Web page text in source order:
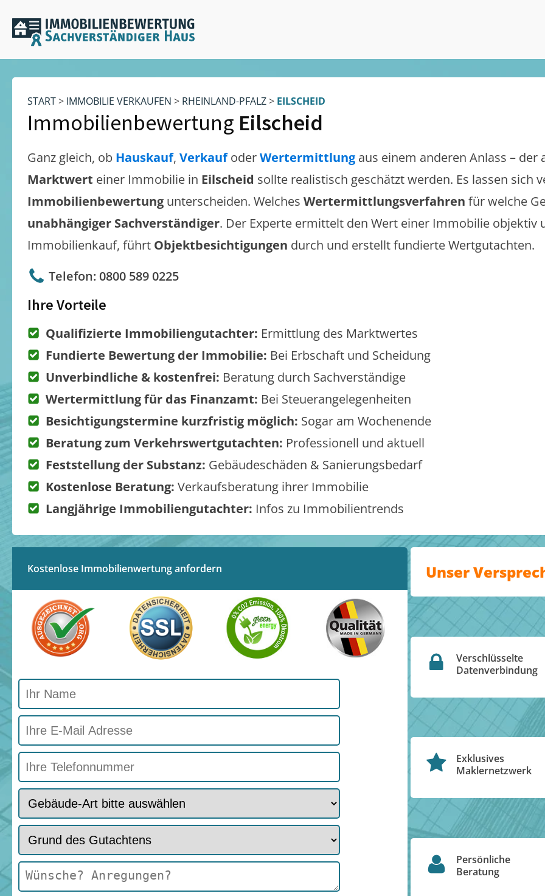
START> IMMOBILIE VERKAUFEN > RHEINLAND-PFALZ> EILSCHEID
Immobilienbewertung Eilscheid
Ganz gleich, ob Hauskauf, VerkaufoderWertermittlung aus einem anderen Anlass – der
Marktwert einer Immobilie in Eilscheid sollte realistisch geschätzt werden. Es lassen sich
Immobilienbewertung unterscheiden. Welches Wertermittlungsverfahren für welche
unabhängiger Sachverständiger. Der Experte ermittelt den Wert einer Immobilie objektiv
Immobilienkauf, führt Objektbesichtigungen durch und erstellt fundierte Wertgutachten.
Telefon: 0800 589 0225
Ihre Vorteile
Qualifizierte Immobiliengutachter: Ermittlung des Marktwertes
Fundierte Bewertung der Immobilie: Bei Erbschaft und Scheidung
Unverbindliche & kostenfrei: Beratung durch Sachverständige
Wertermittlung für das Finanzamt: Bei Steuerangelegenheiten
Besichtigungstermine kurzfristig möglich: Sogar am Wochenende
Beratung zum Verkehrswertgutachten: Professionell und aktuell
Feststellung der Substanz: Gebäudeschäden & Sanierungsbedarf
Kostenlose Beratung: Verkaufsberatung ihrer Immobilie
Langjährige Immobiliengutachter: Infos zu Immobilientrends
Kostenlose Immobilienwertung anfordern Unser
Verschlüsselte
Datenverbindung
Exklusives
Maklernetzwerk
Persönliche
Beratung